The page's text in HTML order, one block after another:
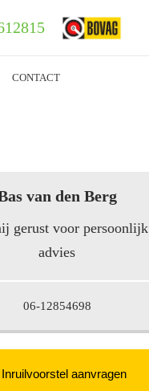
CONTACT
van den Berg
gerust voor persoonlijk
advies
06-12854698